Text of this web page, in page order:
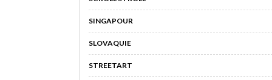
SINGAPOUR
SLOVAQUIE
STREETART